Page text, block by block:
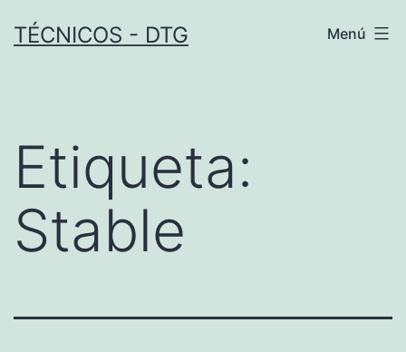
TÉCNICOS - DTG Menú
Etiqueta:
Stable